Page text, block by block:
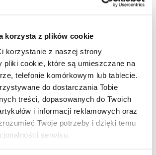
korzysta z plików cookie
korzystanie z naszej strony
pliki cookie, które są umieszczane na
telefonie komórkowym lub tablecie.
do dostarczania Tobie
treści, dopasowanych do Twoich
i informacji reklamowych oraz
Twoje potrzeby i dzięki temu
serwisu.
instytucjach finansowych. Staram się
skomplikowane zjawiska prostym
Lubię analizować regulacje i modele
firm, wyłapywać trendy i zastanawiać
nad ich implikacjami.